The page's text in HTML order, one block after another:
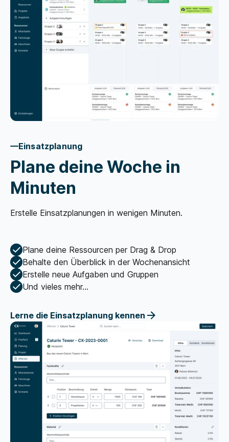
Einsatzplanung
Plane deine Woche in
Minuten
Erstelle Einsatzplanungen in wenigen Minuten.
Plane deine Ressourcen per Drag & Drop
Behalte den Überblick in der Wochenansicht
Erstelle neue Aufgaben und Gruppen
Und vieles mehr...
Lerne die Einsatzplanung kennen